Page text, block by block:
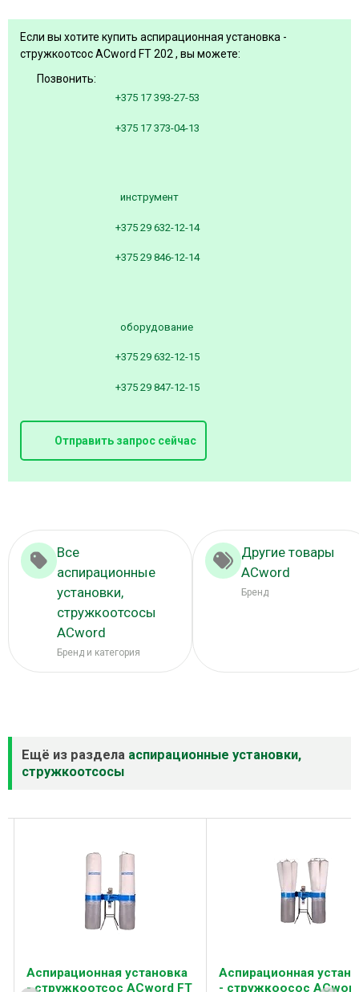
Если вы хотите купить аспирационная установка -
стружкоотсос ACword FT 202 , вы можете:
Позвонить:
+375 17 393-27-53
+375 17 373-04-13
инструмент
+375 29 632-12-14
+375 29 846-12-14
оборудование
+375 29 632-12-15
+375 29 847-12-15
Отправить запрос сейчас
Все
аспирационные
установки,
стружкоотсосы
ACword
Бренд и категория
Другие товары
ACword
Бренд
Ещё из раздела аспирационные установки,
стружкоотсосы
Аспирационная установка
- стружкоотсос ACword FT
Аспирационная
- стружкоосос